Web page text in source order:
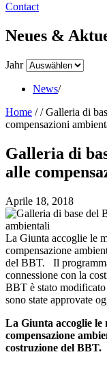
Contact
Neues &
Jahr
News/
Home //Galleria di
compensazioni
Galleria di
alle
Aprile 18, 2018
La Giunta accoglie le
compensazione
del BBT. Il
connessione con la
BBT è stato
sono state approvate
La Giunta accoglie
compensazione
costruzione del BBT.